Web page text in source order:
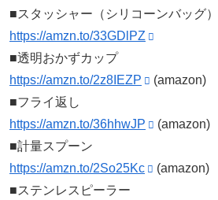
■スタッシャー（シリコーンバッグ）
https://amzn.to/33GDlPZ
■透明おかずカップ
https://amzn.to/2z8IEZP
(amazon)
■フライ返し
https://amzn.to/36hhwJP
(amazon)
■計量スプーン
https://amzn.to/2So25Kc
(amazon)
■ステンレスピーラー